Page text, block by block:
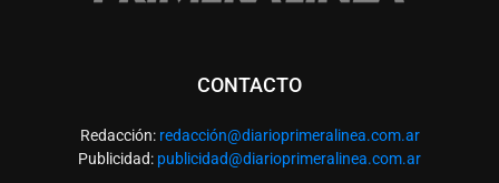
CONTACTO
Redacción: redacción@diarioprimeralinea.com.ar
Publicidad: publicidad@diarioprimeralinea.com.ar